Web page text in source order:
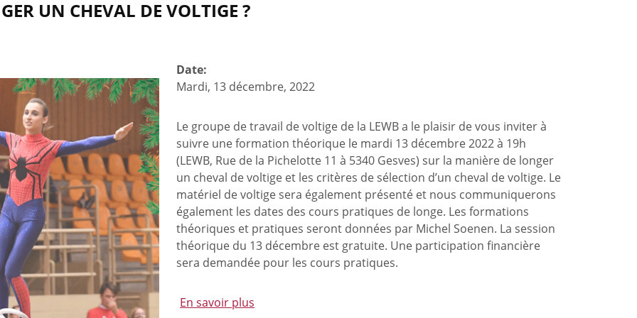
UN CHEVAL DE VOLTIGE ?
Date:
Mardi, 13 décembre, 2022
Le groupe de travail de voltige de la LEWB a le plaisir de vous inviter à
suivre une formation théorique le mardi 13 décembre 2022 à 19h
(LEWB, Rue de la Pichelotte 11 à 5340 Gesves) sur la manière de longer
un cheval de voltige et les critères de sélection d’un cheval de voltige. Le
matériel de voltige sera également présenté et nous communiquerons
également les dates des cours pratiques de longe. Les formations
théoriques et pratiques seront données par Michel Soenen. La session
théorique du 13 décembre est gratuite. Une participation financière
sera demandée pour les cours pratiques.
En savoir plus